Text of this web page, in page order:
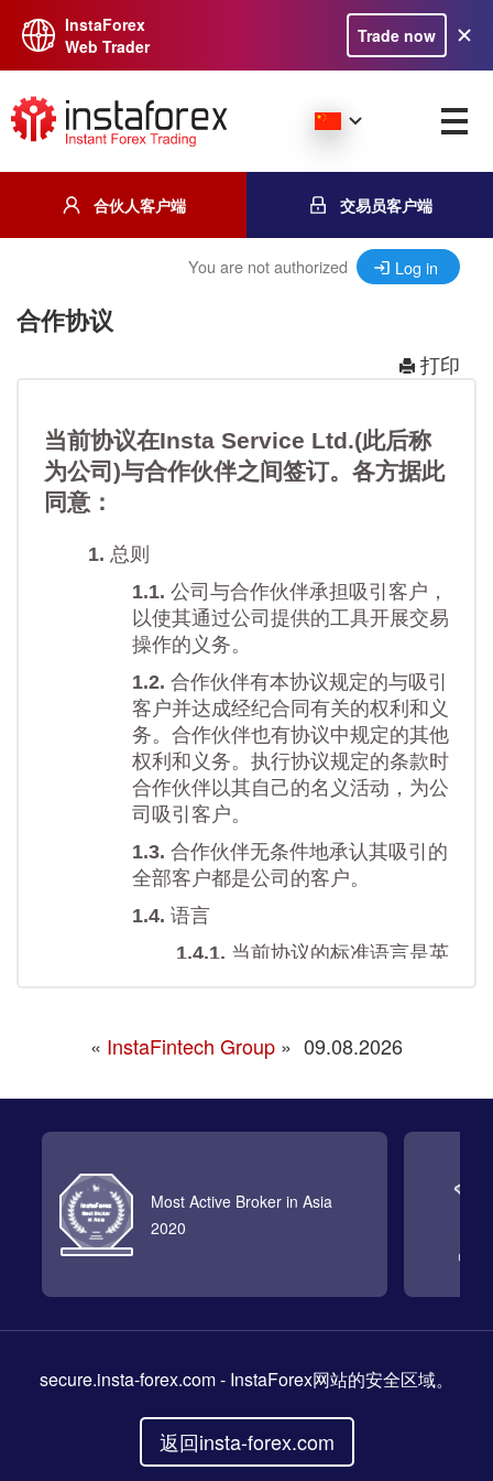
InstaForex
Web Trader
Trade now
合伙人客户端 交易员客户端
You are not authorized Log in
合作协议
打印
« InstaFintech Group » 09.08.2026
Most Active Broker in Asia
2020
secure.insta-forex.com- InstaForex网站的安全区域。
返回insta-forex.com